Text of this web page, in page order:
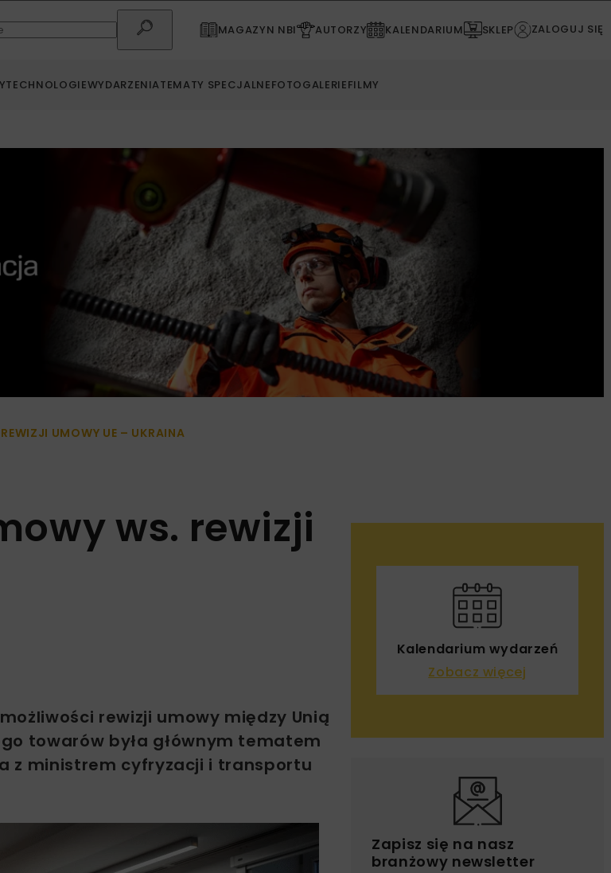
MAGAZYN NBI AUTORZY KALENDARIUM SKLEP ZALOGUJ SIĘ
TECHNOLOGIEWYDARZENIATEMATY SPECJALNEFOTOGALERIEFILMY
UMOWY UE – UKRAINA
ws. rewizji
rewizji umowy między Unią
towarów była głównym tematem
z ministrem cyfryzacji i transportu
Kalendarium wydarzeń
Zobacz więcej
Zapisz się na nasz
branżowy newsletter